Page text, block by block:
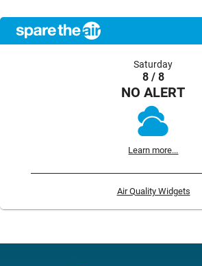
Saturday
8 / 8
NO ALERT
Learn more...
Air Quality Widgets